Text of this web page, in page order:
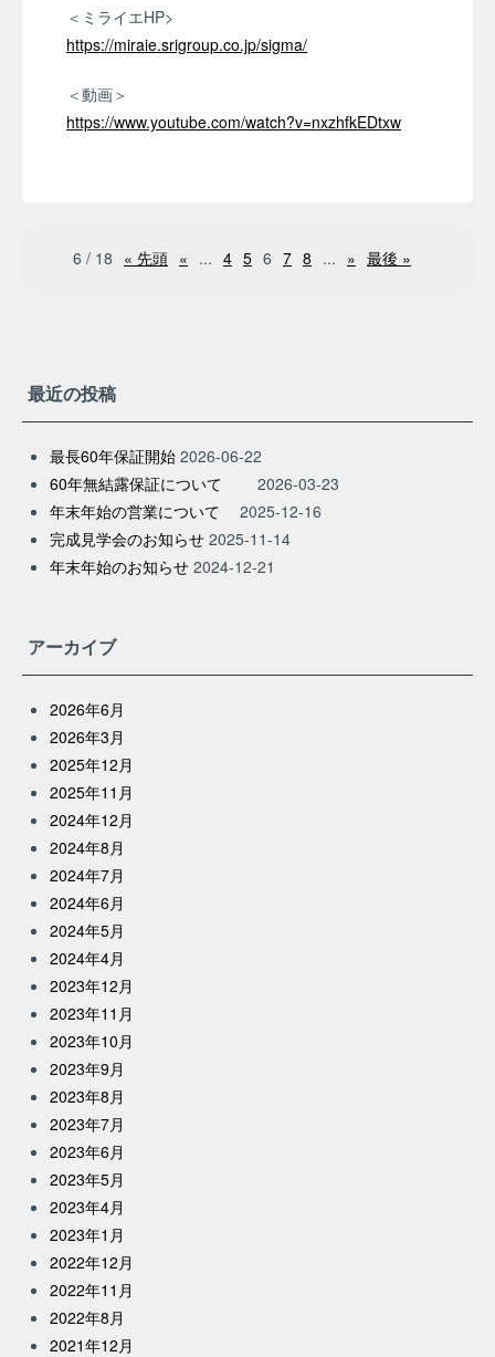
＜ミライエHP>
https://miraie.srigroup.co.jp/sigma/
＜動画＞
https://www.youtube.com/watch?v=nxzhfkEDtxw
6 / 18 « 先頭 « ... 4 5 6 7 8 ... » 最後 »
最近の投稿
最長60年保証開始 2026-06-22
60年無結露保証について
2026-03-23
年末年始の営業について
2025-12-16
完成見学会のお知らせ 2025-11-14
年末年始のお知らせ 2024-12-21
アーカイブ
2026年6月
2026年3月
2025年12月
2025年11月
2024年12月
2024年8月
2024年7月
2024年6月
2024年5月
2024年4月
2023年12月
2023年11月
2023年10月
2023年9月
2023年8月
2023年7月
2023年6月
2023年5月
2023年4月
2023年1月
2022年12月
2022年11月
2022年8月
2021年12月